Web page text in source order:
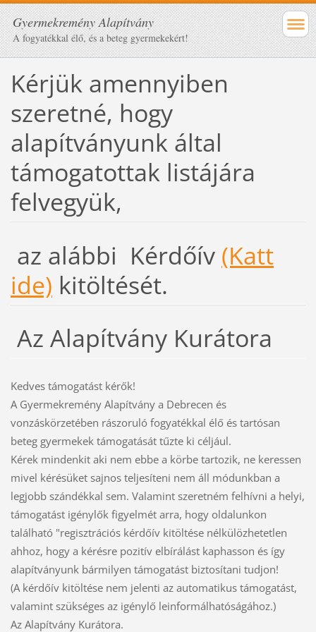
Gyermekremény Alapítvány
A fogyatékkal élő, és a beteg gyermekekért!
Kérjük amennyiben
szeretné, hogy
alapítványunk által
támogatottak listájára
felvegyük,
az alábbi Kérdőív (Katt
ide) kitöltését.
Az Alapítvány Kurátora
Kedves támogatást kérők!
A Gyermekremény Alapítvány a Debrecen és
vonzáskörzetében rászoruló fogyatékkal élő és tartósan
beteg gyermekek támogatását tűzte ki céljául.
Kérek mindenkit aki nem ebbe a körbe tartozik, ne keressen
mivel kérésüket sajnos teljesíteni nem áll módunkban a
legjobb szándékkal sem. Valamint szeretném felhívni a helyi,
támogatást igénylők figyelmét arra, hogy oldalunkon
található "regisztrációs kérdőív kitöltése nélkülözhetetlen
ahhoz, hogy a kérésre pozitív elbírálást kaphasson és így
alapítványunk bármilyen támogatást biztosítani tudjon!
(A kérdőív kitöltése nem jelenti az automatikus támogatást,
valamint szükséges az igénylő leinformálhatóságához.)
Az Alapítvány Kurátora.